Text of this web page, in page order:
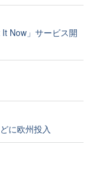
Now」サービス開
に欧州投入